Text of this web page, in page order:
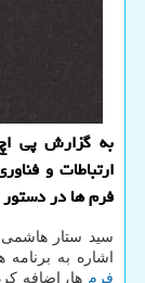
به گزارش پی
ارتباطات و
فرم ها در دستور
سید ستار هاشمی
اشاره به
فرم ها، اضافه